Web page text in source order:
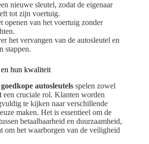
nieuwe sleutel, zodat de eigenaar
tot zijn voertuig.
openen van het voertuig zonder
het vervangen van de autosleutel en
stappen.
hun kwaliteit
goedkope autosleutels spelen zowel
een cruciale rol. Klanten worden
te kijken naar verschillende
maken. Het is essentieel om de
betaalbaarheid en duurzaamheid,
om het waarborgen van de veiligheid